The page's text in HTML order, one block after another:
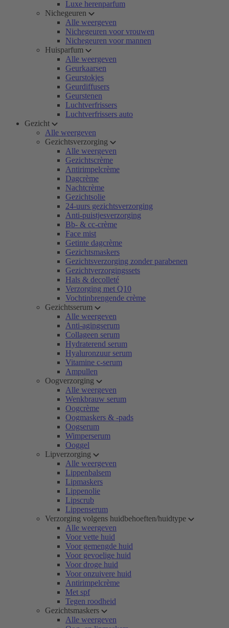
Luxe herenparfum
Nichegeuren
Alle weergeven
Nichegeuren voor vrouwen
Nichegeuren voor mannen
Huisparfum
Alle weergeven
Geurkaarsen
Geurstokjes
Geurdiffusers
Geurstenen
Luchtverfrissers
Luchtverfrissers auto
Gezicht
Alle weergeven
Gezichtsverzorging
Alle weergeven
Gezichtscrème
Antirimpelcrème
Dagcrème
Nachtcrème
Gezichtsolie
24-uurs gezichtsverzorging
Anti-puistjesverzorging
Bb- & cc-crème
Face mist
Getinte dagcrème
Gezichtsmaskers
Gezichtsverzorging zonder parabenen
Gezichtverzorgingssets
Hals & decolleté
Verzorging met Q10
Vochtinbrengende crème
Gezichtsserum
Alle weergeven
Anti-agingserum
Collageen serum
Hydraterend serum
Hyaluronzuur serum
Vitamine c-serum
Ampullen
Oogverzorging
Alle weergeven
Wenkbrauw serum
Oogcrème
Oogmaskers & -pads
Oogserum
Wimperserum
Ooggel
Lipverzorging
Alle weergeven
Lippenbalsem
Lipmaskers
Lippenolie
Lipscrub
Lippenserum
Verzorging volgens huidbehoeften/huidtype
Alle weergeven
Voor vette huid
Voor gemengde huid
Voor gevoelige huid
Voor droge huid
Voor onzuivere huid
Antirimpelcrème
Met spf
Tegen roodheid
Gezichtsmaskers
Alle weergeven